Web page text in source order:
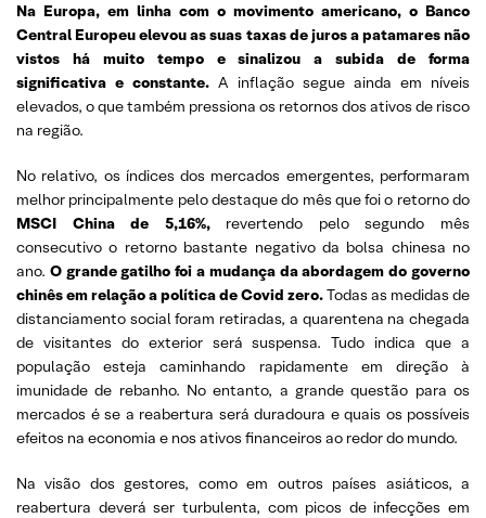
Na Europa, em linha com o movimento americano, o Banco
Central Europeu elevou as suas taxas de juros a patamares não
vistos há muito tempo e sinalizou a subida de forma
significativa e constante.A inflação segue ainda em níveis
elevados, o que também pressiona os retornos dos ativos de risco
na região.
No relativo, os índices dos mercados emergentes, performaram
melhor principalmente pelo destaque do mês que foi o retorno do
MSCI China de 5,16%,revertendo pelo segundo mês
consecutivo o retorno bastante negativo da bolsa chinesa no
ano. O grande gatilho foi a mudança da abordagem do governo
chinês em relação a política de Covid zero.Todas as medidas de
distanciamento social foram retiradas, a quarentena na chegada
de visitantes do exterior será suspensa. Tudo indica que a
população esteja caminhando rapidamente em direção à
imunidade de rebanho. No entanto, a grande questão para os
mercados é se a reabertura será duradoura e quais os possíveis
efeitos na economia e nos ativos financeiros ao redor do mundo.
Na visão dos gestores, como em outros países asiáticos, a
reabertura deverá ser turbulenta, com picos de infecções em